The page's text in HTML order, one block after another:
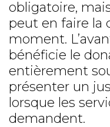
obligatoire,
peut en faire la
moment.
bénéficie le
entièrement
présenter un
lorsque les
demandent.